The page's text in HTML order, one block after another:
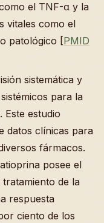
el TNF-α y la
vitales como el
patológico [PMID
sistemática y
para la
Este estudio
datos clínicas para
fármacos.
posee el
de la
respuesta
ciento de los